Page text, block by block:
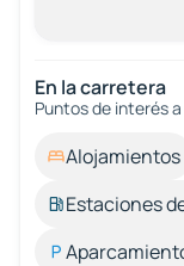
En la carretera
Puntos de interés
Alojamientos
Estaciones